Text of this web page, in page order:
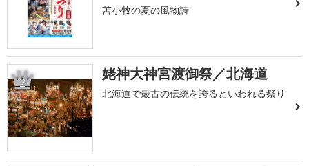
苫小牧の夏の風物詩
2 姥神大神宮渡御祭／北海道
北海道で最古の伝統を誇るといわれる祭り